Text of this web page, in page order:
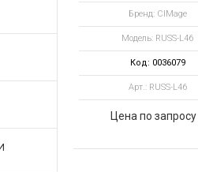
цвет ярко-
Бренд: CIMage
Модель: RUSS-L46
Код: 0036079
Арт.: RUSS-L46
Цена по запросу